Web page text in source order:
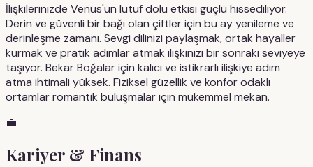
İlişkilerinizde Venüs'ün lütuf dolu etkisi güçlü hissediliyor.
Derin ve güvenli bir bağı olan çiftler için bu ay yenileme ve
derinleşme zamanı. Sevgi dilinizi paylaşmak, ortak hayaller
kurmak ve pratik adımlar atmak ilişkinizi bir sonraki seviyeye
taşıyor. Bekar Boğalar için kalıcı ve istikrarlı ilişkiye adım
atma ihtimali yüksek. Fiziksel güzellik ve konfor odaklı
ortamlar romantik buluşmalar için mükemmel mekan.
💼
Kariyer & Finans